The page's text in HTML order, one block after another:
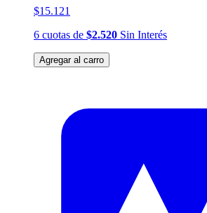
$15.121
6 cuotas de $2.520 Sin Interés
Agregar al carro